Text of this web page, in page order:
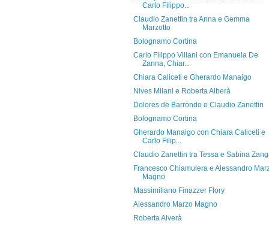
Carlo Filippo...
Claudio Zanettin tra Anna e Gemma
Marzotto
Bolognamo Cortina
Carlo Filippo Villani con Emanuela De
Zanna, Chiar...
Chiara Caliceti e Gherardo Manaigo
Nives Milani e Roberta Alberà
Dolores de Barrondo e Claudio Zanettin
Bolognamo Cortina
Gherardo Manaigo con Chiara Caliceti e
Carlo Filip...
Claudio Zanettin tra Tessa e Sabina
Francesco Chiamulera e Alessandro
Magno
Massimiliano Finazzer Flory
Alessandro Marzo Magno
Roberta Alverà